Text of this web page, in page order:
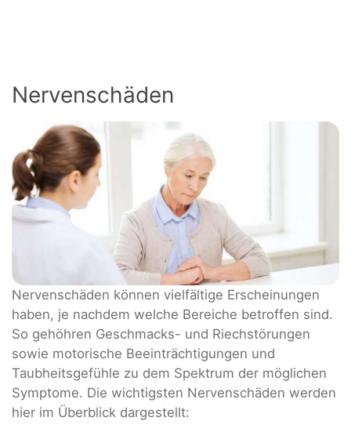
Nervenschäden
Nervenschäden können vielfältige Erscheinungen
haben, je nachdem welche Bereiche betroffen sind.
So gehöhren Geschmacks- und Riechstörungen
sowie motorische Beeinträchtigungen und
Taubheitsgefühle zu dem Spektrum der möglichen
Symptome. Die wichtigsten Nervenschäden werden
hier im Überblick dargestellt: